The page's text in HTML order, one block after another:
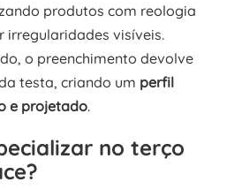
produtos com reologia
visíveis.
o preenchimento devolve
testa, criando um perfil
e projetado.
no terço